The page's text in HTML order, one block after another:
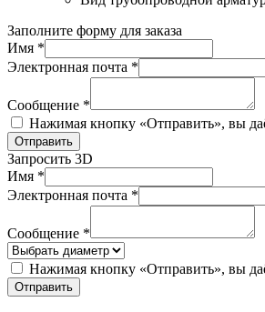
Заполните форму для заказа
Имя *
Электронная почта *
Сообщение *
Нажимая кнопку «Отправить», вы
Отправить
Запросить 3D
Имя *
Электронная почта *
Сообщение *
Нажимая кнопку «Отправить», вы
Отправить